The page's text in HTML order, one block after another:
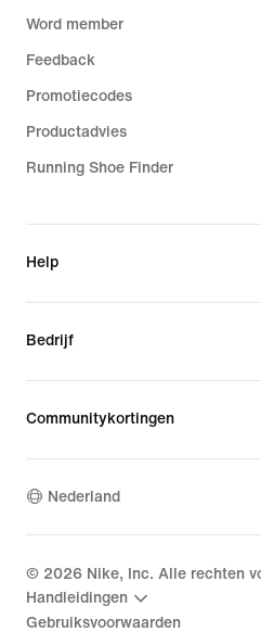
Word member
Feedback
Promotiecodes
Productadvies
Running Shoe Finder
Help
Bedrijf
Communitykortingen
Nederland
© 2026 Nike, Inc. Alle rechten
Handleidingen
Gebruiksvoorwaarden